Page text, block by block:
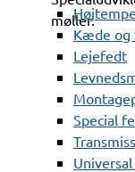
Kæde
Lejefedt
Special
møller.